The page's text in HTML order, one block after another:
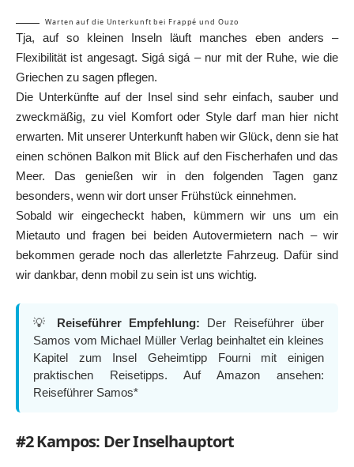
Warten auf die Unterkunft bei Frappé und Ouzo
Tja, auf so kleinen Inseln läuft manches eben anders –
Flexibilität ist angesagt. Sigá sigá – nur mit der Ruhe, wie die
Griechen zu sagen pflegen.
Die Unterkünfte auf der Insel sind sehr einfach, sauber und
zweckmäßig, zu viel Komfort oder Style darf man hier nicht
erwarten. Mit unserer Unterkunft haben wir Glück, denn sie hat
einen schönen Balkon mit Blick auf den Fischerhafen und das
Meer. Das genießen wir in den folgenden Tagen ganz
besonders, wenn wir dort unser Frühstück einnehmen.
Sobald wir eingecheckt haben, kümmern wir uns um ein
Mietauto und fragen bei beiden Autovermietern nach – wir
bekommen gerade noch das allerletzte Fahrzeug. Dafür sind
wir dankbar, denn mobil zu sein ist uns wichtig.
💡 Reiseführer Empfehlung: Der Reiseführer über
Samos vom Michael Müller Verlag beinhaltet ein kleines
Kapitel zum Insel Geheimtipp Fourni mit einigen
praktischen Reisetipps. Auf Amazon ansehen:
Reiseführer Samos*
#2 Kampos: Der Inselhauptort